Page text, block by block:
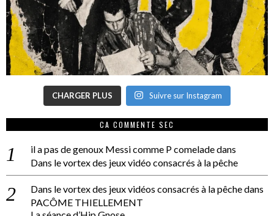
CHARGER PLUS Suivre sur Instagram
CA COMMENTE SEC
il a pas de genoux Messi comme P comeladedans
Dans le vortex des jeux vidéo consacrés à la pêche
Dans le vortex des jeux vidéos consacrés à la pêchedans
PACÔME THIELLEMENT